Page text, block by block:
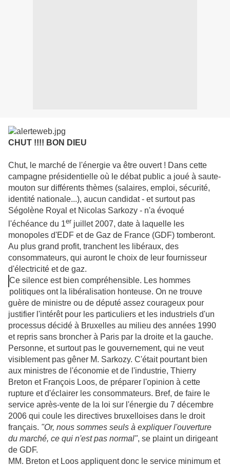
CHUT !!!! BON DIEU
Chut, le marché de l'énergie va être ouvert ! Dans cette
campagne présidentielle où le débat public a joué à saute-
mouton sur différents thèmes (salaires, emploi, sécurité,
identité nationale...), aucun candidat - et surtout pas
Ségolène Royal et Nicolas Sarkozy - n'a évoqué
l'échéance du 1er juillet 2007, date à laquelle les
monopoles d'EDF et de Gaz de France (GDF) tomberont.
Au plus grand profit, tranchent les libéraux, des
consommateurs, qui auront le choix de leur fournisseur
d'électricité et de gaz.
Ce silence est bien compréhensible. Les hommes
politiques ont la libéralisation honteuse. On ne trouve
guère de ministre ou de député assez courageux pour
justifier l'intérêt pour les particuliers et les industriels d'un
processus décidé à Bruxelles au milieu des années 1990
et repris sans broncher à Paris par la droite et la gauche.
Personne, et surtout pas le gouvernement, qui ne veut
visiblement pas gêner M. Sarkozy. C'était pourtant bien
aux ministres de l'économie et de l'industrie, Thierry
Breton et François Loos, de préparer l'opinion à cette
rupture et d'éclairer les consommateurs. Bref, de faire le
service après-vente de la loi sur l'énergie du 7 décembre
2006 qui coule les directives bruxelloises dans le droit
français. "Or, nous sommes seuls à expliquer l'ouverture
du marché, ce qui n'est pas normal", se plaint un dirigeant
de GDF.
MM. Breton et Loos appliquent donc le service minimum et